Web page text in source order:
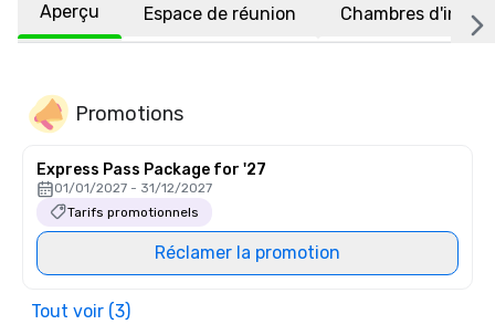
Aperçu Espace de réunion Chambres
Promotions
Express Pass Package for '27
01/01/2027 - 31/12/2027
Tarifs promotionnels
Réclamer la promotion
Tout voir (3)